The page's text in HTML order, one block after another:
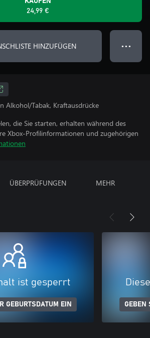
24,99 €
HINZUFÜGEN ● ● ●
Alkohol/Tabak, Kraftausdrücke
die Sie starten, erhalten während des
Xbox-Profilinformationen und zugehörigen
ÜBERPRÜFUNGEN MEHR
ist gesperrt
GEBURTSDATUM EIN GEBEN